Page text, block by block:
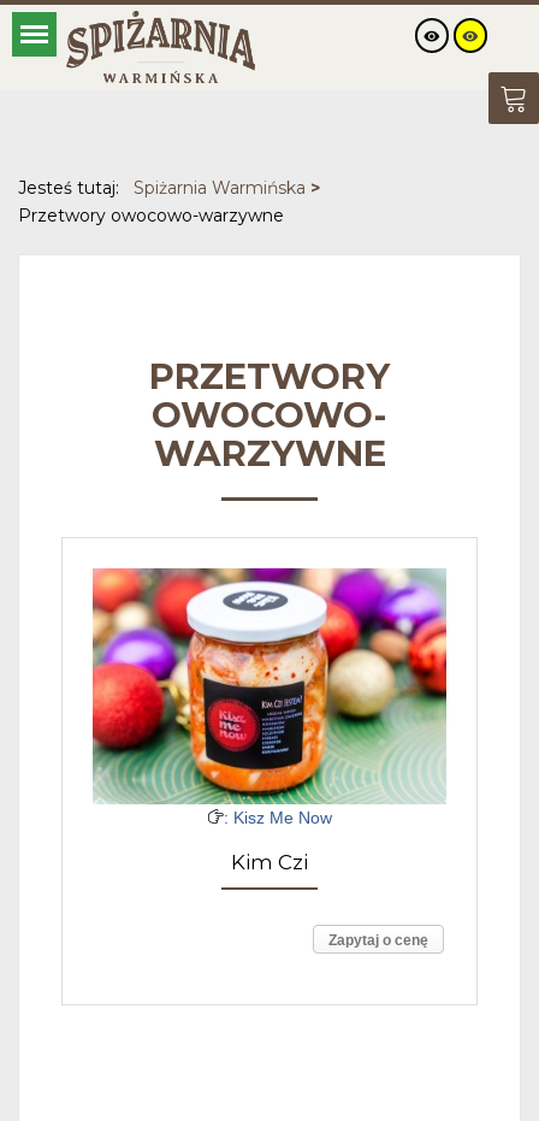
Jesteś tutaj: Spiżarnia Warmińska >
Przetwory owocowo-warzywne
PRZETWORY
OWOCOWO-
WARZYWNE
: Kisz Me Now
Kim Czi
Zapytaj o cenę